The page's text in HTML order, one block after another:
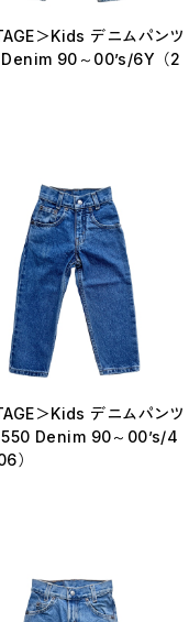
＞Kids デニムパンツ
90～00’s/6Y（2
＞Kids デニムパンツ
Denim 90～00’s/4
）